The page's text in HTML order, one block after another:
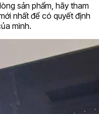
sản phẩm, hãy tham
nhất để có quyết định
mình.